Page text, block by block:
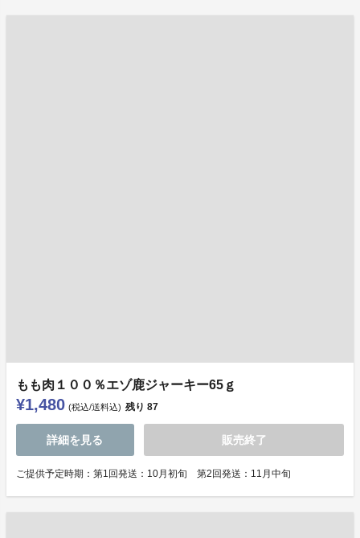
もも肉１００％エゾ鹿ジャーキー65ｇ
¥1,480 (税込/送料込) 残り 87
詳細を見る 販売終了
ご提供予定時期：第1回発送：10月初旬 第2回発送：11月中旬